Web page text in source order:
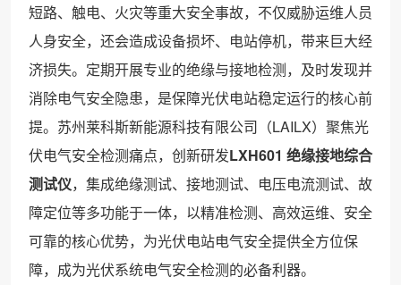
短路、触电、火灾等重大安全事故，不仅威胁运维人员
人身安全，还会造成设备损坏、电站停机，带来巨大经
济损失。定期开展专业的绝缘与接地检测，及时发现并
消除电气安全隐患，是保障光伏电站稳定运行的核心前
提。苏州莱科斯新能源科技有限公司（LAILX）聚焦光
伏电气安全检测痛点，创新研发LXH601 绝缘接地综合
测试仪，集成绝缘测试、接地测试、电压电流测试、故
障定位等多功能于一体，以精准检测、高效运维、安全
可靠的核心优势，为光伏电站电气安全提供全方位保
障，成为光伏系统电气安全检测的必备利器。